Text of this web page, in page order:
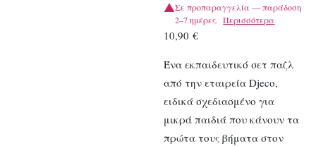
Σε προπαραγγελία — παράδοση
2–7 ημέρες. Περισσότερα
10,90€
Ένα εκπαιδευτικό σετ παζλ
από την εταιρεία Djeco,
ειδικά σχεδιασμένο για
μικρά παιδιά που κάνουν τα
πρώτα τους βήματα στον